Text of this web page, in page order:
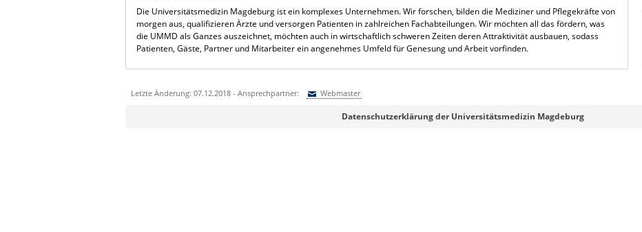
Die Universitätsmedizin Magdeburg ist ein komplexes Unternehmen. Wir forschen, bilden die Mediziner und Pflegekräfte von
morgen aus, qualifizieren Ärzte und versorgen Patienten in zahlreichen Fachabteilungen. Wir möchten all das fördern, was
die UMMD als Ganzes auszeichnet, möchten auch in wirtschaftlich schweren Zeiten deren Attraktivität ausbauen, sodass
Patienten, Gäste, Partner und Mitarbeiter ein angenehmes Umfeld für Genesung und Arbeit vorfinden.
Letzte Änderung: 07.12.2018 - Ansprechpartner: Webmaster
WebmasterDatenschutzerklärung der Universitätsmedizin Magdeburg